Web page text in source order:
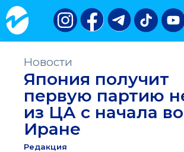
Новости
Япония получит
первую партию
из ЦА с начала
Иране
Редакция